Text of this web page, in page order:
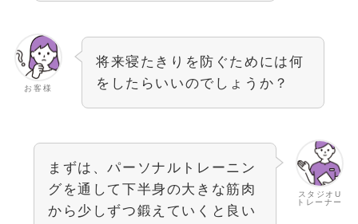
お客様
将来寝たきりを防ぐためには何
をしたらいいのでしょうか？
スタジオU
トレーナー
まずは、パーソナルトレーニン
グを通して下半身の大きな筋肉
から少しずつ鍛えていくと良い